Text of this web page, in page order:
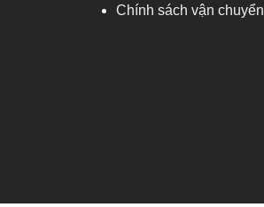
Chính sách vận chuyển